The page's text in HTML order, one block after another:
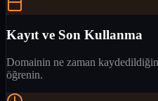
Kayıt ve Son Kullanma
Domainin ne zaman
öğrenin.